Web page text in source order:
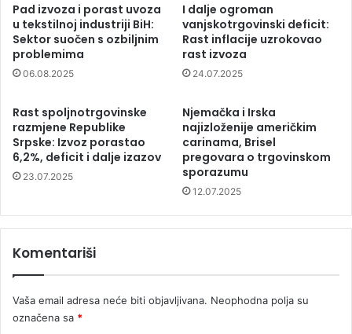
Pad izvoza i porast uvoza
u tekstilnoj industriji BiH:
Sektor suočen s ozbiljnim
problemima
06.08.2025
I dalje ogroman
vanjskotrgovinski deficit:
Rast inflacije uzrokovao
rast izvoza
24.07.2025
Rast spoljnotrgovinske
razmjene Republike
Srpske: Izvoz porastao
6,2%, deficit i dalje izazov
23.07.2025
Njemačka i Irska
najizloženije američkim
carinama, Brisel
pregovara o trgovinskom
sporazumu
12.07.2025
Komentariši
Vaša email adresa neće biti objavljivana. Neophodna polja su
označena sa *